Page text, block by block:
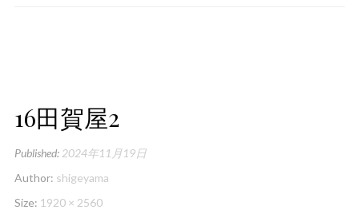
16田賀屋2
Published: 2024年11月19日
Author: shigeyama
Size: 1920 × 2560